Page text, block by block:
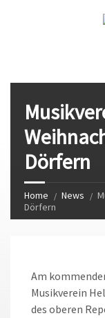
Dörfern
Home News
Dörfern
Am
Musikverein
des oberen